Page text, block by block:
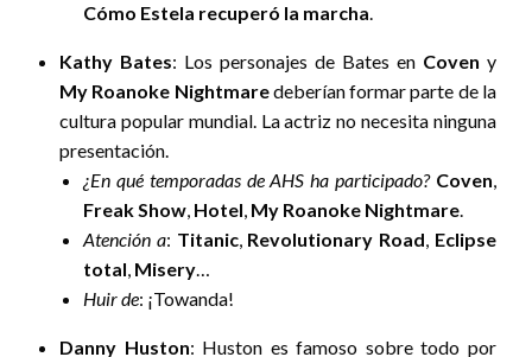
Cómo Estela recuperó la marcha.
Kathy Bates: Los personajes de Bates en Coven y
My Roanoke Nightmaredeberían formar parte de la
cultura popular mundial. La actriz no necesita ninguna
presentación.
¿En qué temporadas de AHS ha participado? Coven,
Freak Show, Hotel, My Roanoke Nightmare.
Atención a: Titanic, Revolutionary Road, Eclipse
total, Misery…
Huir de: ¡Towanda!
Danny Huston: Huston es famoso sobre todo por